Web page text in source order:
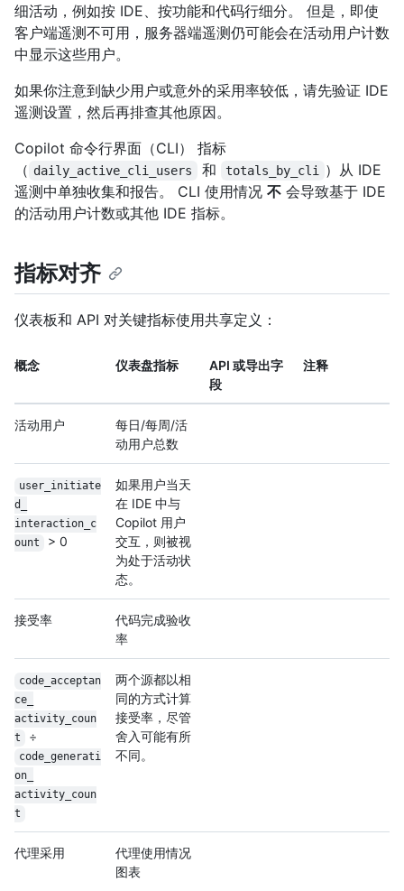
细活动，例如按 IDE、按功能和代码行细分。 但是，即使
客户端遥测不可用，服务器端遥测仍可能会在活动用户计数
中显示这些用户。
如果你注意到缺少用户或意外的采用率较低，请先验证 IDE
遥测设置，然后再排查其他原因。
Copilot 命令行界面（CLI） 指标
（ daily_active_cli_users 和 totals_by_cli
）从 IDE
遥测中单独收集和报告。 CLI 使用情况 不 会导致基于 IDE
的活动用户计数或其他 IDE 指标。
指标对齐
仪表板和 API 对关键指标使用共享定义：
概念 仪表盘指标
API 或导出字
段
注释
活动用户
每日/每周/活
动用户总数
user_initiate
d_
interaction_c
ount
> 0
如果用户当天
在 IDE 中与
Copilot 用户
交互，则被视
为处于活动状
态。
接受率
代码完成验收
率
code_acceptan
ce_
activity_coun
t
÷
code_generati
on_
activity_coun
t
两个源都以相
同的方式计算
接受率，尽管
舍入可能有所
不同。
代理采用
代理使用情况
图表